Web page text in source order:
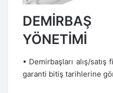
YÖNETİMİ
• Demirbaşları alış/
garanti bitiş tarihlerine